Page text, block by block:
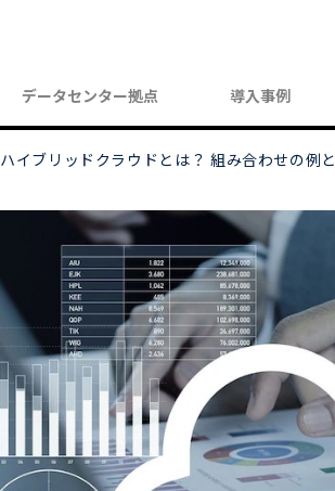
データセンター拠点 導入事例
ハイブリッドクラウドとは？ 組み合わせの例